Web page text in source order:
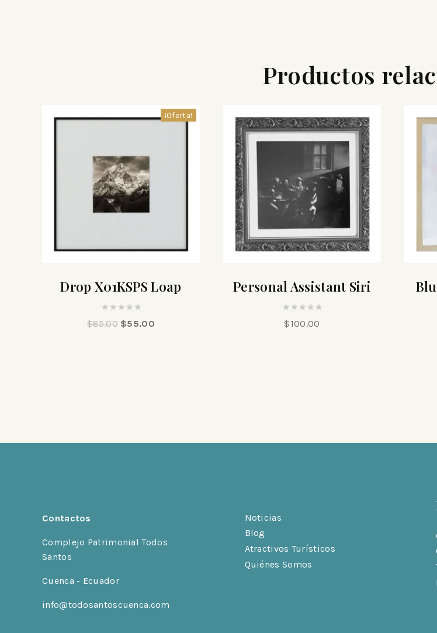
Productos
¡Oferta!
Drop X01KSPS Loap
out
$65.00 $55.00
Personal Assistant Siri
0
out
$100.00
Contactos
Complejo Patrimonial Todos
Santos
Cuenca - Ecuador
info@todosantoscuenca.com
Noticias
Blog
Atractivos Turísticos
Quiénes Somos